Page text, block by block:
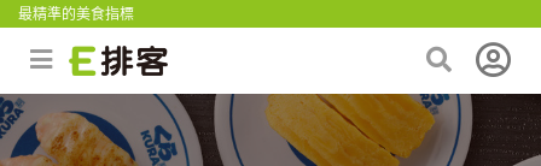
最精準的美食指標